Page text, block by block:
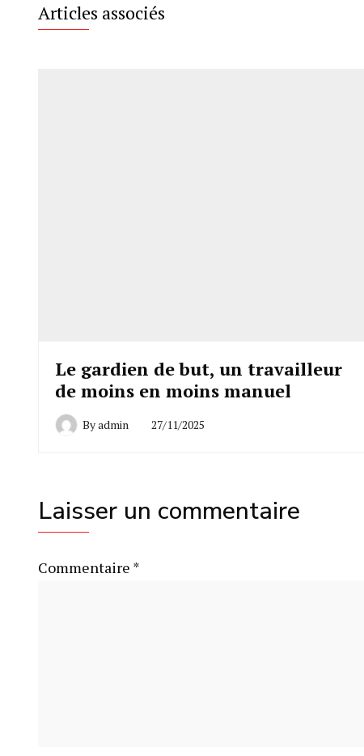
Articles associés
Le gardien de but, un travailleur
de moins en moins manuel
Byadmin 27/11/2025
Laisser un commentaire
Commentaire *